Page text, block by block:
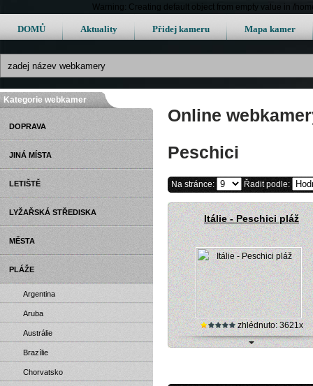
Warning: Creating default object from empty value in /
DOMŮ Aktuality Přidej kameru Mapa kamer
Online
Peschici
Na stránce: Řadit podle:
Itálie - Peschici pláž
zhlédnuto: 3621x
Kategorie webkamer
DOPRAVA
JINÁ MÍSTA
LETIŠTĚ
LYŽAŘSKÁ STŘEDISKA
MĚSTA
PLÁŽE
Argentina
Aruba
Austrálie
Brazílie
Chorvatsko